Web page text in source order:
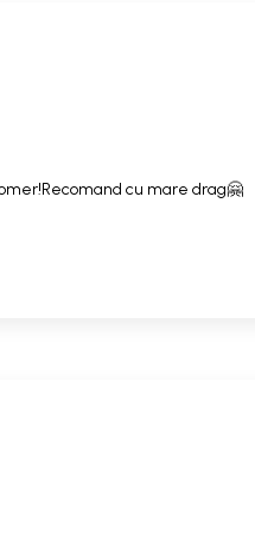
cu mare drag🤗